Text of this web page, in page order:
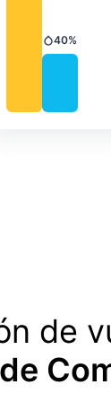
Precipitación
40%
de